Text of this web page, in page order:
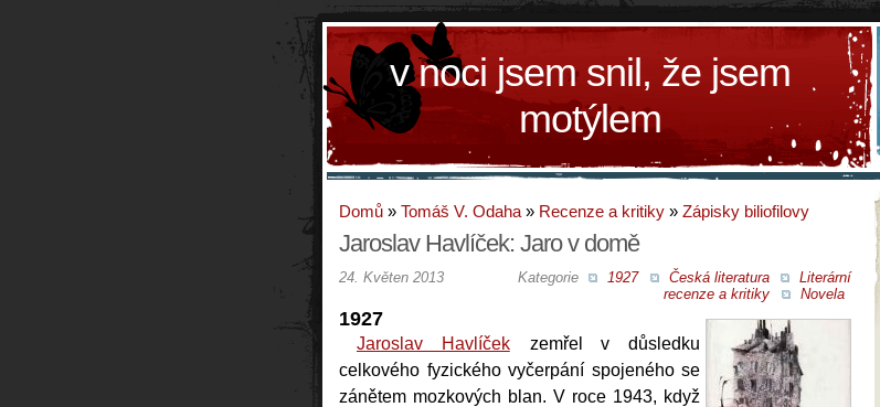
v noci jsem snil, že jsem
motýlem
Domů » Tomáš V. Odaha » Recenze a kritiky » Zápisky biliofilovy
Jaroslav Havlíček: Jaro v domě
Kategorie 1927 Česká literatura
Literární
recenze a kritiky
Novela
24. Květen 2013
1927
Jaroslav Havlíček zemřel v důsledku
celkového fyzického vyčerpání spojeného se
zánětem mozkových blan. V roce 1943, když